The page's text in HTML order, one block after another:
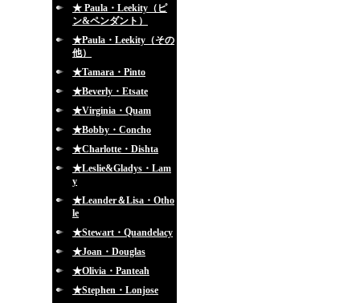
★ Paula・Leekity（ピ
ン&ペンダント）
★Paula・Leekity（その
他）
★Tamara・Pinto
★Beverly・Etsate
★Virginia・Quam
★Bobby・Concho
★Charlotte・Dishta
★Leslie&Gladys・Lam
y
★Leander＆Lisa・Otho
le
★Stewart・Quandelacy
★Joan・Douglas
★Olivia・Panteah
★Stephen・Lonjose